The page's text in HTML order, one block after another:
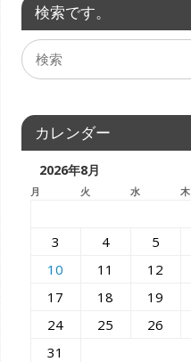
検索です。
カレンダー
2026年8月
月 火 水 木
3
4 5
10
11 12
17
18 19
24
25 26
31